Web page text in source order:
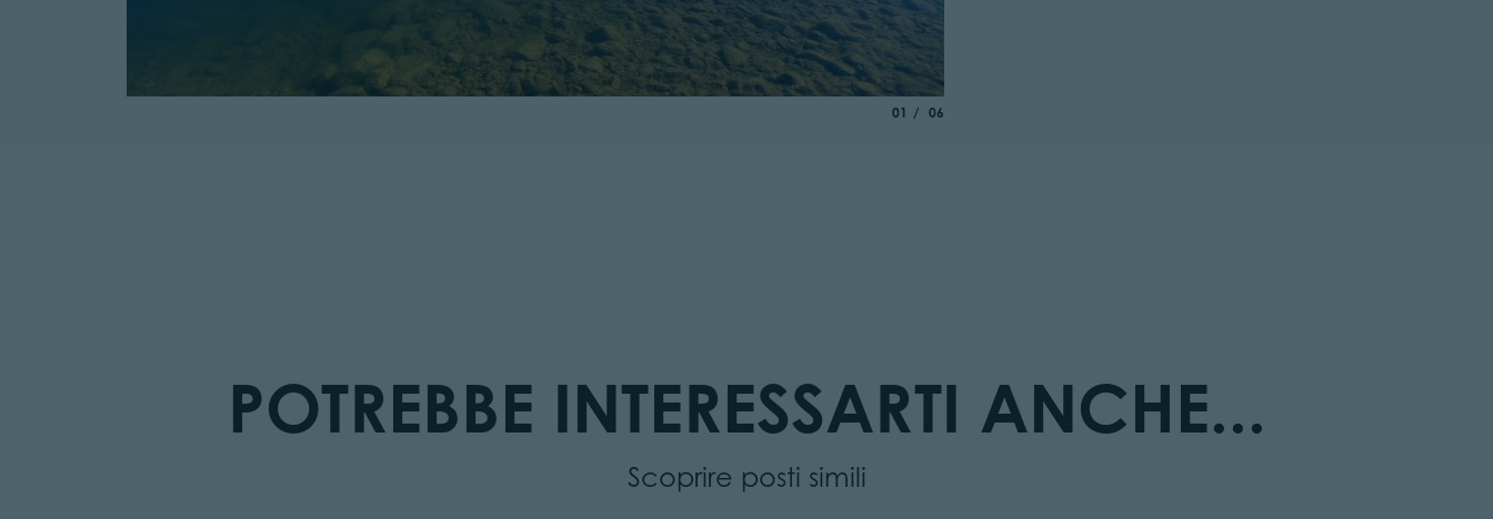
aria.slide_indicator.prefix
01 di
06
POTREBBE INTERESSARTI ANCHE...
Scoprire posti simili